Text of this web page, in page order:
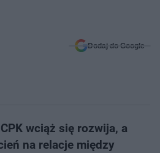
Dodaj do Google
wciąż się rozwija, a
na relacje między